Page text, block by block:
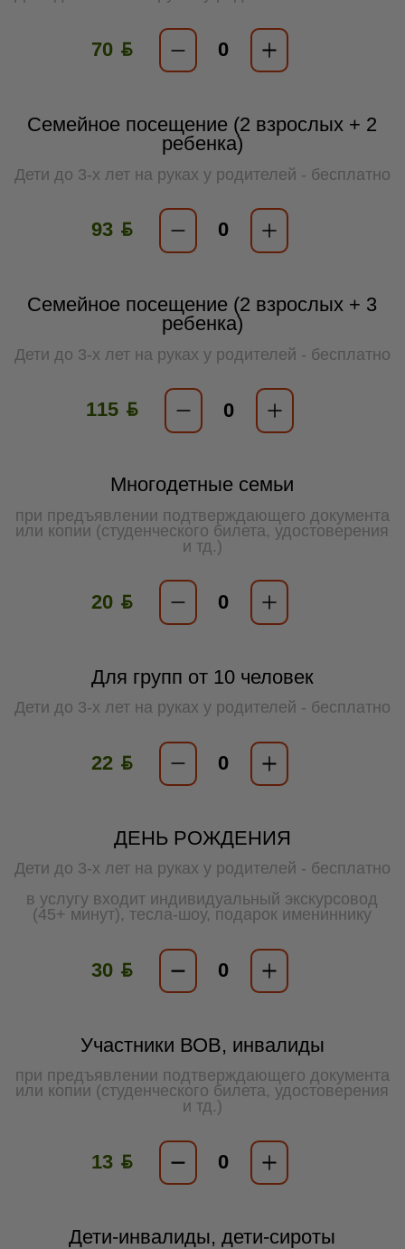
70 ƃ
Семейное посещение (2 взрослых + 2
ребенка)
Дети до 3-х лет на руках у родителей - бесплатно
93 ƃ
Семейное посещение (2 взрослых + 3
ребенка)
Дети до 3-х лет на руках у родителей - бесплатно
115 ƃ
Многодетные семьи
при предъявлении подтверждающего документа
или копии (студенческого билета, удостоверения
и тд.)
20 ƃ
Для групп от 10 человек
Дети до 3-х лет на руках у родителей - бесплатно
22 ƃ
ДЕНЬ РОЖДЕНИЯ
Дети до 3-х лет на руках у родителей - бесплатно
в услугу входит индивидуальный экскурсовод
(45+ минут), тесла-шоу, подарок имениннику
30 ƃ
Участники ВОВ, инвалиды
при предъявлении подтверждающего документа
или копии (студенческого билета, удостоверения
и тд.)
13 ƃ
Дети-инвалиды, дети-сироты